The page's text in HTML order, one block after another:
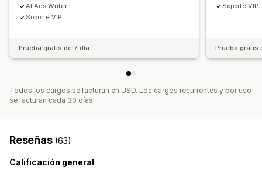
Análisis de velocidad
Análisis de contenido
Seguimiento de conversión
AI Ads Writer
Soporte VIP
Prueba gratis de 7 día
Soporte VIP
Prueba gratis
Todos los cargos se facturan en USD. Los cargos recurrentes y por uso
se facturan cada 30 días.
Reseñas (63)
Calificación general